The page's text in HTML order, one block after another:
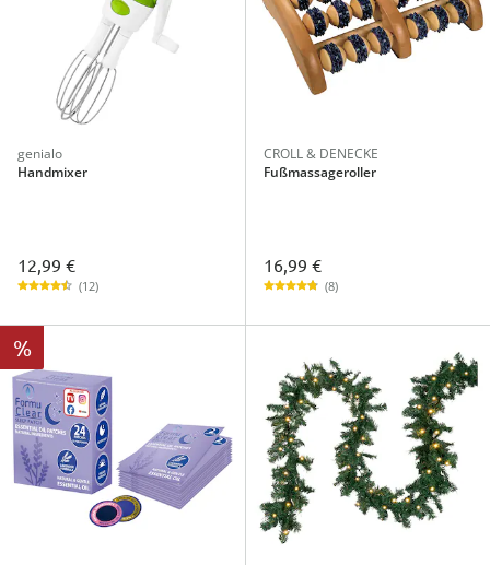
genialo
Handmixer
12,99 €
(12)
CROLL & DENECKE
Fußmassageroller
16,99 €
(8)
%